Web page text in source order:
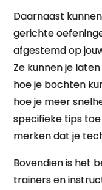
Daarnaast
gerichte
afgestemd op
Ze kunnen je
hoe je bochten
hoe je meer
specifieke tips
merken dat je
Bovendien is het
trainers en